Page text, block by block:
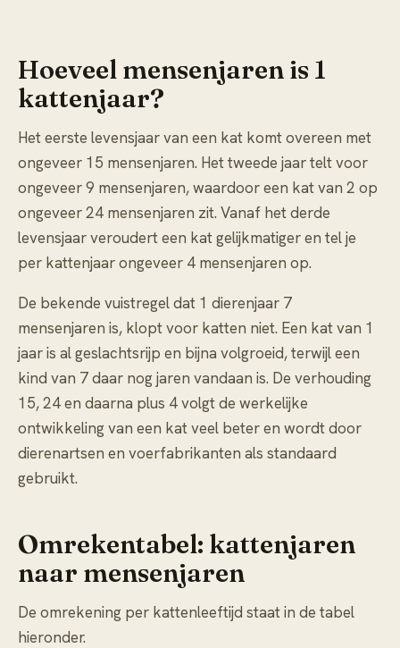
Hoeveel mensenjaren is 1
kattenjaar?
Het eerste levensjaar van een kat komt overeen met
ongeveer 15 mensenjaren. Het tweede jaar telt voor
ongeveer 9 mensenjaren, waardoor een kat van 2 op
ongeveer 24 mensenjaren zit. Vanaf het derde
levensjaar veroudert een kat gelijkmatiger en tel je
per kattenjaar ongeveer 4 mensenjaren op.
De bekende vuistregel dat 1 dierenjaar 7
mensenjaren is, klopt voor katten niet. Een kat van 1
jaar is al geslachtsrijp en bijna volgroeid, terwijl een
kind van 7 daar nog jaren vandaan is. De verhouding
15, 24 en daarna plus 4 volgt de werkelijke
ontwikkeling van een kat veel beter en wordt door
dierenartsen en voerfabrikanten als standaard
gebruikt.
Omrekentabel: kattenjaren
naar mensenjaren
De omrekening per kattenleeftijd staat in de tabel
hieronder.